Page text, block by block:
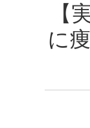
【
に